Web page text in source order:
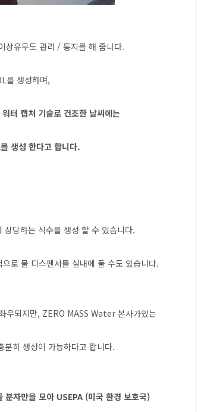
상유무도 관리 / 통지를 해 줍니다.
를 생성하며,
터 캡처 기술로 건조한 날씨에는
생성 한다고 합니다.
당하는 식수를 생성 할 수 있습니다.
로 물 디스펜서를 실내에 둘 수도 있습니다.
우되지만, ZERO MASS Water 본사가있는
분히 생성이 가능하다고 합니다.
자만을 모아 USEPA (미국 환경 보호국)